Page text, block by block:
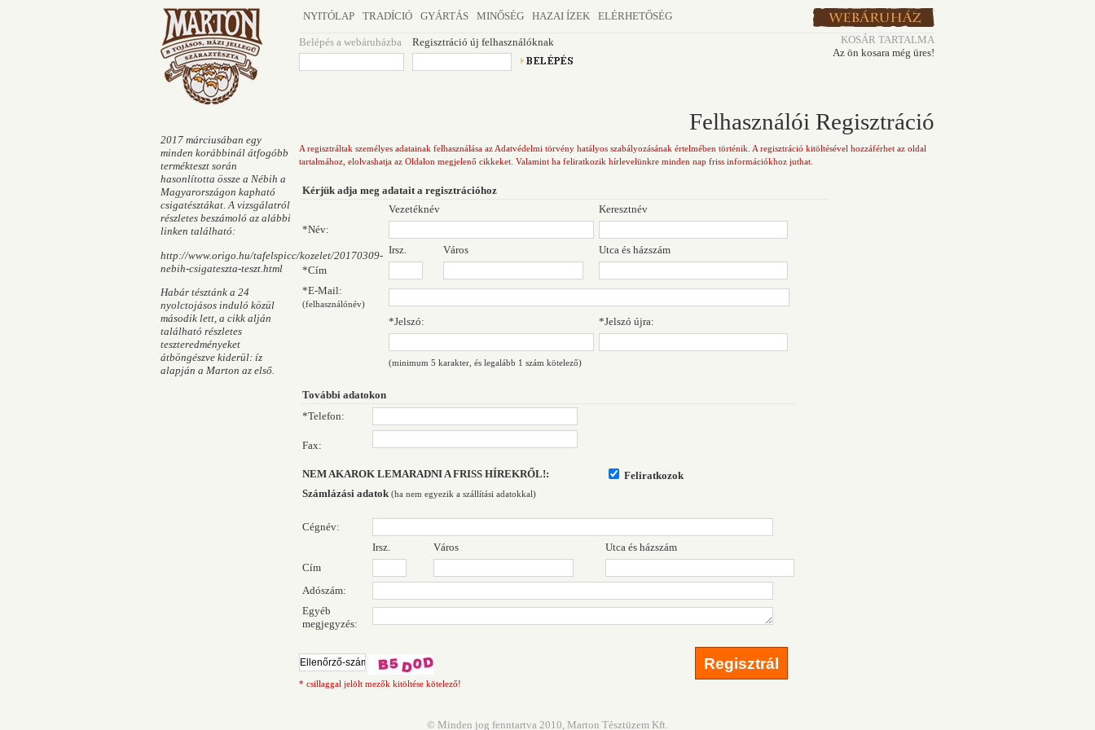
NYITÓLAP TRADÍCIÓ GYÁRTÁS MINŐSÉG HAZAI ÍZEK ELÉRHETŐSÉG
Belépés a webáruházba Regisztráció új felhasználóknak
KOSÁR TARTALMA
Az ön kosara még üres!
2017 márciusában egy
minden korábbinál átfogóbb
termékteszt során
hasonlította össze a Nébih a
Magyarországon kapható
csigatésztákat. A vizsgálatról
részletes beszámoló az alábbi
linken található:
http://www.origo.hu/tafelspicc/kozelet/20170309-
nebih-csigateszta-teszt.html
Habár tésztánk a 24
nyolctojásos induló közül
második lett, a cikk alján
található részletes
teszteredményeket
átböngészve kiderül: íz
alapján a Marton az első.
Felhasználói Regisztráció
A regisztráltak személyes adatainak felhasználása az Adatvédelmi törvény hatályos szabályozásának értelmében történik. A regisztráció kitöltésével hozzáférhet az oldal
tartalmához, elolvashatja az Oldalon megjelenő cikkeket. Valamint ha feliratkozik hírlevelünkre minden nap friss információkhoz juthat.
Kérjük adja meg adatait a regisztrációhoz
Vezetéknév
Keresztnév
*Név:
Irsz.
Város
Utca és házszám
*Cím
*E-Mail:
(felhasználónév)
*Jelszó: *Jelszó újra:
(minimum 5 karakter, és legalább 1 szám kötelező)
További adatokon
*Telefon:
Fax:
NEM AKAROK LEMARADNI A FRISS HÍREKRŐL!:
Feliratkozok
Számlázási adatok (ha nem egyezik a szállítási adatokkal)
Cégnév:
Irsz.
Város
Utca és házszám
Cím
Adószám:
Egyéb
megjegyzés:
* csillaggal jelölt mezők kitöltése kötelező!
© Minden jog fenntartva 2010, Marton Tésztüzem Kft.